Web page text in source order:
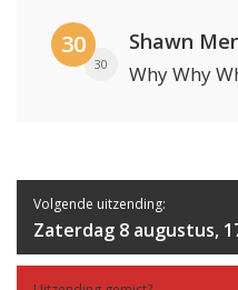
30
30
Shawn
Why Why
Volgende uitzending:
Zaterdag 8 augustus,